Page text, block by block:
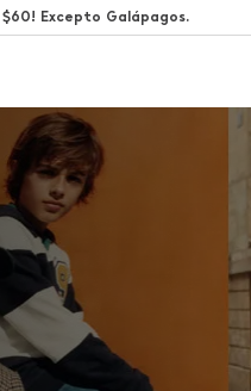
$60! Excepto Galápagos.